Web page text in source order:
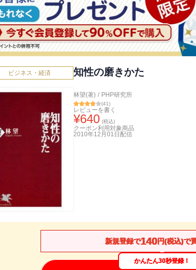
ビジネス・経済 知性の磨きかた
林望(著) / PHP研究所
(41)
レビューを書く
¥640 (税込)
クーポン利用対象商品
2010年12月01日 配信
新規登録で140円(税込)で
かんたん30秒登録！